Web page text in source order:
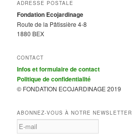
ADRESSE POSTALE
Fondation Ecojardinage
Route de la Pâtissière 4-8
1880 BEX
CONTACT
Infos et formulaire de contact
Politique de confidentialité
© FONDATION ECOJARDINAGE 2019
ABONNEZ-VOUS À NOTRE NEWSLETTER